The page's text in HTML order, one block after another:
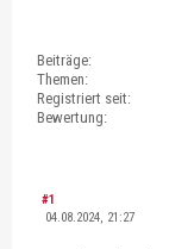
Beiträge:
Themen:
Registriert seit:
Bewertung:
#1
04.08.2024, 21:27